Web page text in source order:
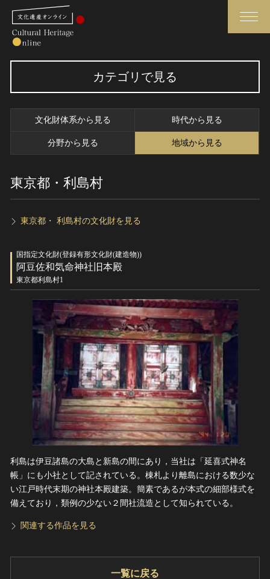
さらに詳細検索
トップ
作品一覧
カテゴリで見る
全国の美術館・博物館
世界遺産
無形文化遺産
動画で見る無形の文化財
博物館、美術館の皆さまへ
お知らせ一覧
関連サイトリンク
サイトマップ
サイトのご意見はこちら
文化遺産データベース
国指定文化財等データベース
カテゴリで見る
文化財体系から見る 時代から見る
分野から見る 地域から見る
東京都・利島村
東京都・ 利島村の文化財を見る
国指定文化財(登録有形文化財(建造物))
阿豆佐和気命神社旧本殿
東京都利島村1
利島は伊豆諸島の大島と新島の間にあり，当社は「延喜式神名
帳」にも小社として記されている。棟札より離島における数少な
い江戸時代末期の神社本殿建築。簡素であるが本式の細部様式を
備えており，類例の少ない２間社流造として知られている。
関連する作品を見る
一覧に戻る